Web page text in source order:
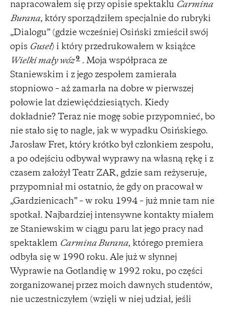
napracowałem się przy opisie spektaklu Carmina
Burana, który sporządziłem specjalnie do rubryki
„Dialogu” (gdzie wcześniej Osiński zmieścił swój
opis Guseł) i który przedrukowałem w książce
Wielki mały wóz 9 . Moja współpraca ze
Staniewskim i z jego zespołem zamierała
stopniowo – aż zamarła na dobre w pierwszej
połowie lat dziewięćdziesiątych. Kiedy
dokładnie? Teraz nie mogę sobie przypomnieć, bo
nie stało się to nagle, jak w wypadku Osińskiego.
Jarosław Fret, który krótko był członkiem zespołu,
a po odejściu odbywał wyprawy na własną rękę i z
czasem założył Teatr ZAR, gdzie sam reżyseruje,
przypomniał mi ostatnio, że gdy on pracował w
„Gardzienicach” – w roku 1994 – już mnie tam nie
spotkał. Najbardziej intensywne kontakty miałem
ze Staniewskim w ciągu paru lat jego pracy nad
spektaklem Carmina Burana, którego premiera
odbyła się w 1990 roku. Ale już w słynnej
Wyprawie na Gotlandię w 1992 roku, po części
zorganizowanej przez moich dawnych studentów,
nie uczestniczyłem (wzięli w niej udział, jeśli